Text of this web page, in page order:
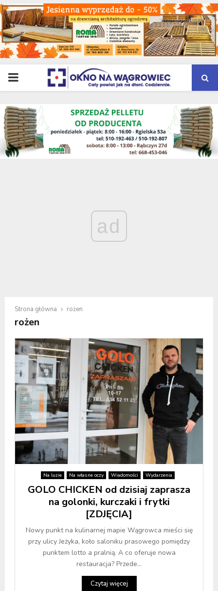
PRIMARY
MENU
ad
Strona główna rożen
rożen
Na luzie Na własne oczy Wiadomości Wydarzenia
GOLO CHICKEN od dzisiaj zaprasza
na golonki, kurczaki i frytki
[ZDJĘCIA]
Nowy punkt na kulinarnej mapie Wągrowca mieści się
przy ulicy Jeżyka, koło saloniku prasowego pomiędzy
punktem lotto a pralnią. A co oferuje nowa
restauracja? Przede...
Czytaj więcej